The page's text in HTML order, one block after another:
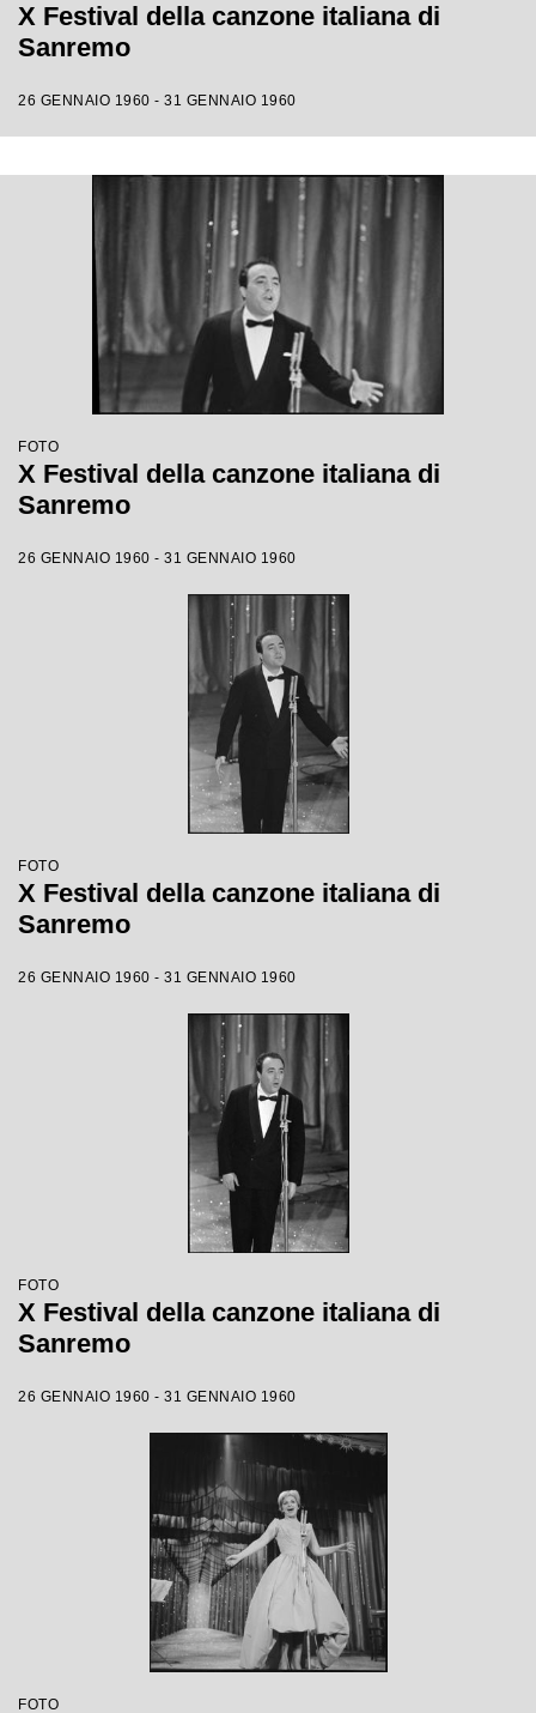
X Festival della canzone italiana di
Sanremo
26 GENNAIO 1960 - 31 GENNAIO 1960
FOTO
X Festival della canzone italiana di
Sanremo
26 GENNAIO 1960 - 31 GENNAIO 1960
FOTO
X Festival della canzone italiana di
Sanremo
26 GENNAIO 1960 - 31 GENNAIO 1960
FOTO
X Festival della canzone italiana di
Sanremo
26 GENNAIO 1960 - 31 GENNAIO 1960
FOTO